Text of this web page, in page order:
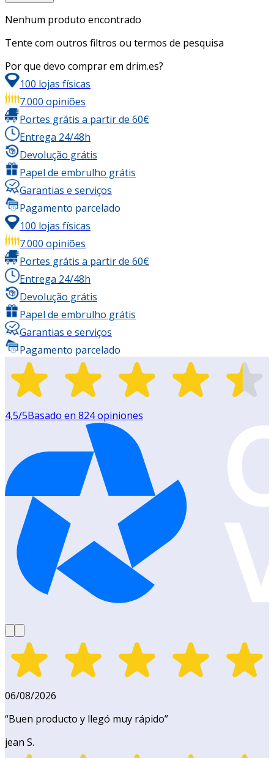
Nenhum produto encontrado
Tente com outros filtros ou termos de pesquisa
Por que devo comprar em drim.es?
100 lojas físicas
7.000 opiniões
Portes grátis a partir de 60€
Entrega 24/48h
Devolução grátis
Papel de embrulho grátis
Garantias e serviços
Pagamento parcelado
100 lojas físicas
7.000 opiniões
Portes grátis a partir de 60€
Entrega 24/48h
Devolução grátis
Papel de embrulho grátis
Garantias e serviços
Pagamento parcelado
4,5/5Basado en 824opiniones
06/08/2026
“Buen producto y llegó muy rápido”
jean S.